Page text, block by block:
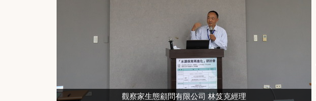
觀察家生態顧問有限公司 林笈克經理